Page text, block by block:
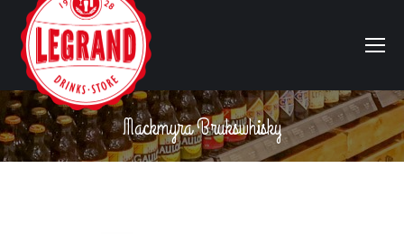
Mackmyra Brukswhisky
Vous êtes ici :